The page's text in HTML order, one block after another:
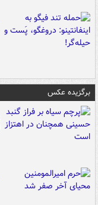
برگزیده عکس